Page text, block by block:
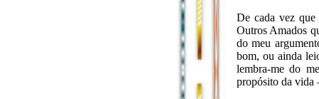
De cada vez
Outros Amados
do meu
bom, ou ainda
lembra-me do
propósito da vida